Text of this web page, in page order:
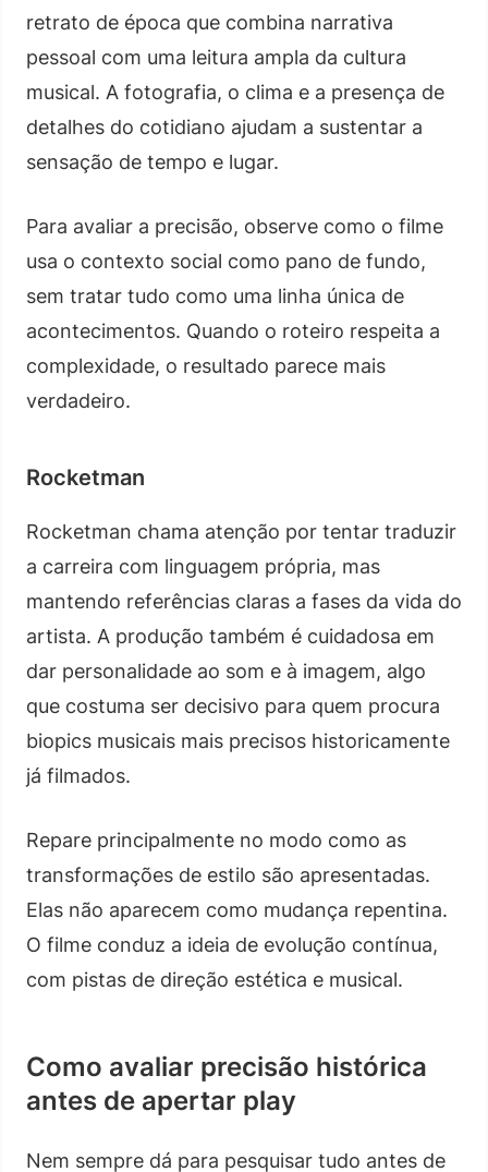
retrato de época que combina narrativa
pessoal com uma leitura ampla da cultura
musical. A fotografia, o clima e a presença de
detalhes do cotidiano ajudam a sustentar a
sensação de tempo e lugar.
Para avaliar a precisão, observe como o filme
usa o contexto social como pano de fundo,
sem tratar tudo como uma linha única de
acontecimentos. Quando o roteiro respeita a
complexidade, o resultado parece mais
verdadeiro.
Rocketman
Rocketman chama atenção por tentar traduzir
a carreira com linguagem própria, mas
mantendo referências claras a fases da vida do
artista. A produção também é cuidadosa em
dar personalidade ao som e à imagem, algo
que costuma ser decisivo para quem procura
biopics musicais mais precisos historicamente
já filmados.
Repare principalmente no modo como as
transformações de estilo são apresentadas.
Elas não aparecem como mudança repentina.
O filme conduz a ideia de evolução contínua,
com pistas de direção estética e musical.
Como avaliar precisão histórica
antes de apertar play
Nem sempre dá para pesquisar tudo antes de